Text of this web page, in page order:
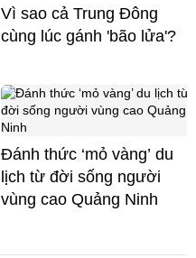
Vì sao cả Trung Đông
cùng lúc gánh 'bão lửa'?
Đánh thức ‘mỏ vàng’ du
lịch từ đời sống người
vùng cao Quảng Ninh